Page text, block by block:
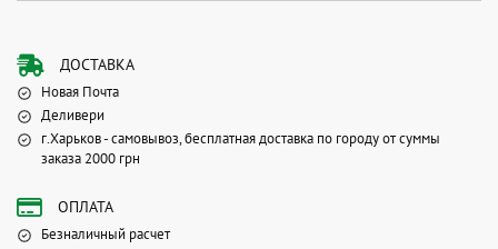
ДОСТАВКА
Новая Почта
Деливери
г.Харьков - самовывоз, бесплатная доставка по городу от суммы
заказа 2000 грн
ОПЛАТА
Безналичный расчет